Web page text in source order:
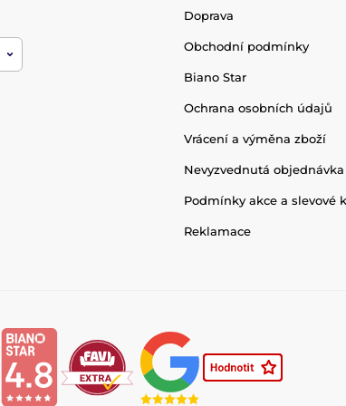
Doprava
Obchodní podmínky
Biano Star
Ochrana osobních údajů
Vrácení a výměna zboží
Nevyzvednutá
Podmínky akce a slevové
Reklamace